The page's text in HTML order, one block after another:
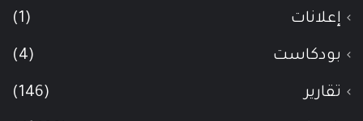
إعلانات (1)
بودكاست (4)
تقارير (146)